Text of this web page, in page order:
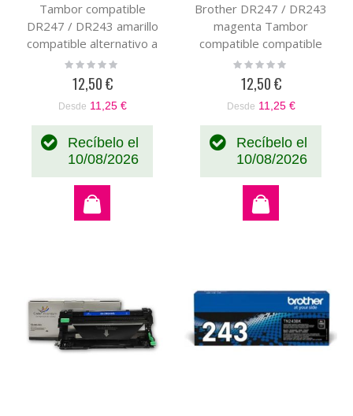
Tambor compatible
DR247 / DR243 amarillo
compatible alternativo a
Brother DR-247 / DR-
243
Rating:
12,50 €
Desde 11,25 €
Recíbelo el
10/08/2026
Brother DR247 / DR243
magenta Tambor
compatible compatible
alternativo a DR-247 /
DR-243
Rating:
12,50 €
Desde 11,25 €
Recíbelo el
10/08/2026